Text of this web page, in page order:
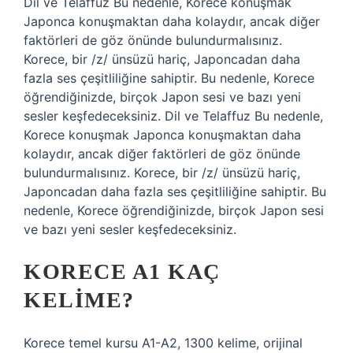
Japonca konuşmaktan daha kolaydır, ancak diğer
faktörleri de göz önünde bulundurmalısınız.
Korece, bir /z/ ünsüzü hariç, Japoncadan daha
fazla ses çeşitliliğine sahiptir. Bu nedenle, Korece
öğrendiğinizde, birçok Japon sesi ve bazı yeni
sesler keşfedeceksiniz. Dil ve Telaffuz Bu nedenle,
Korece konuşmak Japonca konuşmaktan daha
kolaydır, ancak diğer faktörleri de göz önünde
bulundurmalısınız. Korece, bir /z/ ünsüzü hariç,
Japoncadan daha fazla ses çeşitliliğine sahiptir. Bu
nedenle, Korece öğrendiğinizde, birçok Japon sesi
ve bazı yeni sesler keşfedeceksiniz.
KORECE A1 KAÇ
KELIME?
Korece temel kursu A1-A2, 1300 kelime, orijinal